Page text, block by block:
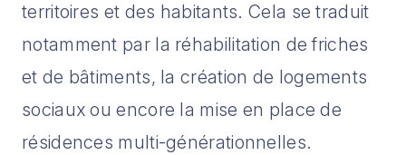
territoires et des habitants. Cela se traduit
notamment par la réhabilitation de friches
et de bâtiments, la création de logements
sociaux ou encore la mise en place de
résidences multi-générationnelles.